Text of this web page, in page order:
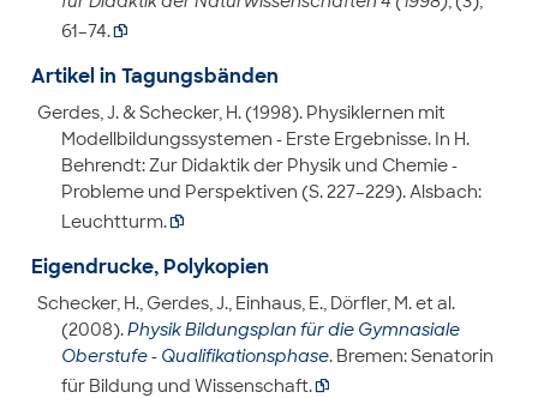
61–74.
Artikel in Tagungsbänden
Gerdes, J. & Schecker, H. (1998). Physiklernen mit
Modellbildungssystemen - Erste Ergebnisse. In H.
Behrendt: Zur Didaktik der Physik und Chemie -
Probleme und Perspektiven (S. 227–229). Alsbach:
Leuchtturm.
Eigendrucke, Polykopien
Schecker, H., Gerdes, J., Einhaus, E., Dörfler, M. et al.
(2008).Physik Bildungsplan für die Gymnasiale
Oberstufe - Qualifikationsphase. Bremen: Senatorin
für Bildung und Wissenschaft.